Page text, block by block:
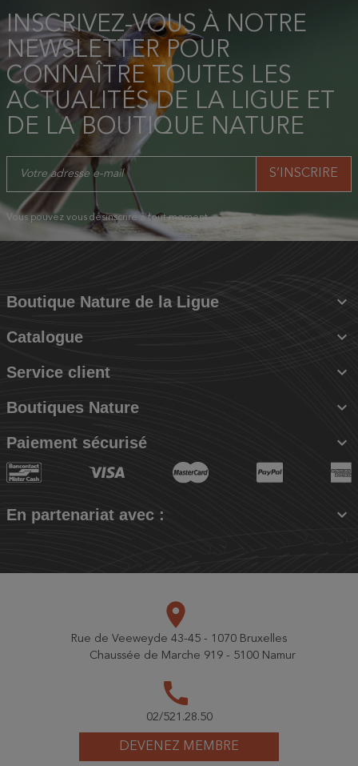
INSCRIVEZ-VOUS À NOTRE
NEWSLETTER POUR
CONNAÎTRE TOUTES LES
ACTUALITÉS DE LA LIGUE ET
DE LA BOUTIQUE NATURE
Vous pouvez vous désinscrire à tout moment.
Boutique Nature de la Ligue 
Catalogue 
Service client 
Boutiques Nature 
Paiement sécurisé 
En partenariat avec : 
DEVENEZ MEMBRE
place
Rue de Veeweyde 43-45 - 1070 Bruxelles
Chaussée de Marche 919 - 5100 Namur
call
02/521.28.50